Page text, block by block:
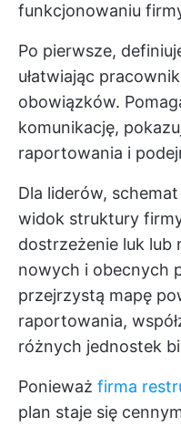
funkcjonowaniu
Po pierwsze,
ułatwiając
obowiązków.
komunikację,
raportowania i
Dla liderów,
widok struktury
dostrzeżenie luk lub
nowych i obecnych
przejrzystą mapę
raportowania,
różnych jednostek
Ponieważ firma
plan staje się